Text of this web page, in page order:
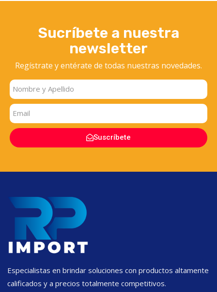
Sucríbete a nuestra
newsletter
Regístrate y entérate de todas nuestras novedades.
Suscríbete
Especialistas en brindar soluciones con productos altamente
calificados y a precios totalmente competitivos.